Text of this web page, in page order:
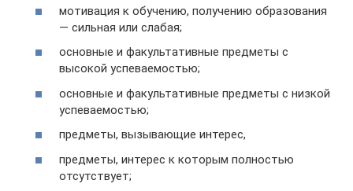
мотивация к обучению, получению образования
— сильная или слабая;
основные и факультативные предметы с
высокой успеваемостью;
основные и факультативные предметы с низкой
успеваемостью;
предметы, вызывающие интерес,
предметы, интерес к которым полностью
отсутствует;